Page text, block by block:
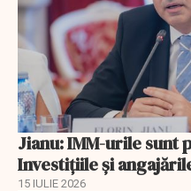
Jianu: IMM-urile sunt
Investițiile și
15 IULIE 2026